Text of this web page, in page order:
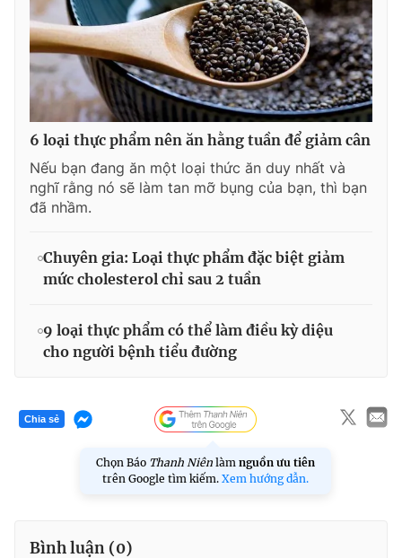
6 loại thực phẩm nên ăn hằng tuần để giảm cân
Nếu bạn đang ăn một loại thức ăn duy nhất và
nghĩ rằng nó sẽ làm tan mỡ bụng của bạn, thì bạn
đã nhầm.
Chuyên gia: Loại thực phẩm đặc biệt giảm
mức cholesterol chỉ sau 2 tuần
9 loại thực phẩm có thể làm điều kỳ diệu
cho người bệnh tiểu đường
Chia sẻ
Chọn Báo Thanh Niên làm nguồn ưu tiên
trên Google tìm kiếm. Xem hướng dẫn.
Bình luận (0)